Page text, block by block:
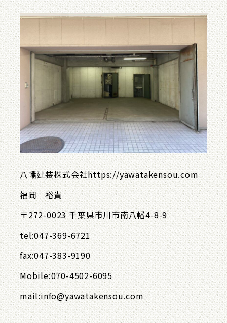
八幡建装株式会社https://yawatakensou.com
福岡 裕貴
〒272-0023 千葉県市川市南八幡4-8-9
tel:047-369-6721
fax:047-383-9190
Mobile:070-4502-6095
mail:info@yawatakensou.com